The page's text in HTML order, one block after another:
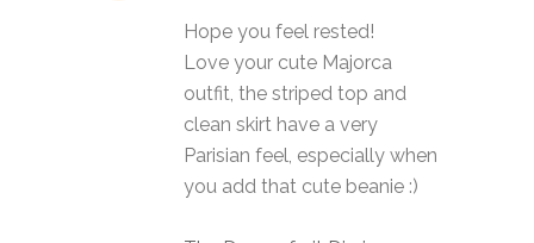
Hope you feel rested!
Love your cute Majorca
outfit, the striped top and
clean skirt have a very
Parisian feel, especially when
you add that cute beanie :)